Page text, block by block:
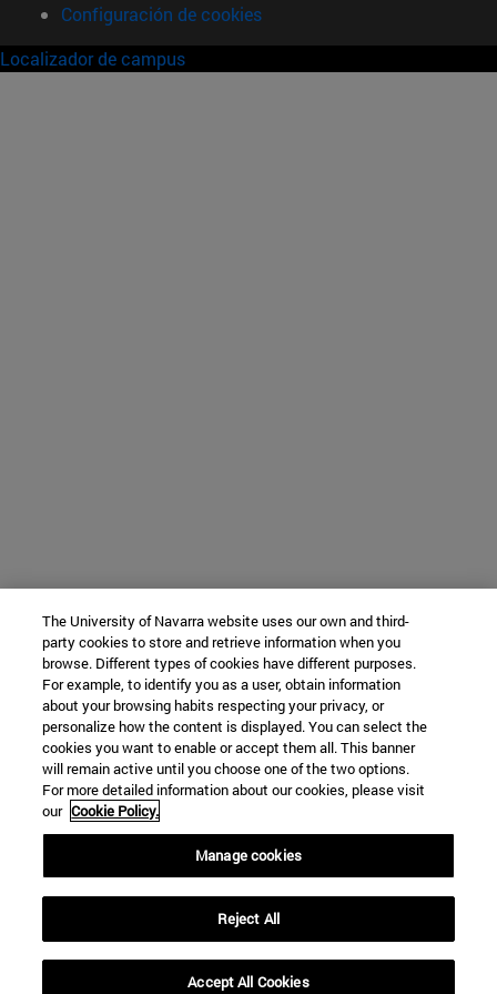
Configuración de cookies
Localizador de campus
The University of Navarra website uses our own and third-
party cookies to store and retrieve information when you
browse. Different types of cookies have different purposes.
For example, to identify you as a user, obtain information
about your browsing habits respecting your privacy, or
personalize how the content is displayed. You can select the
cookies you want to enable or accept them all. This banner
will remain active until you choose one of the two options.
For more detailed information about our cookies, please visit
our Cookie Policy.
Manage cookies
Reject All
Accept All Cookies